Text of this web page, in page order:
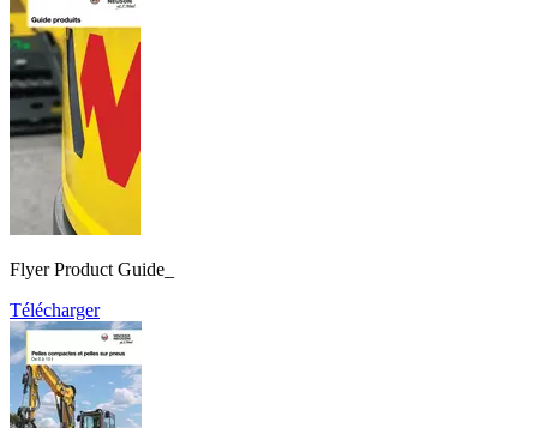
Flyer Product Guide_
Télécharger